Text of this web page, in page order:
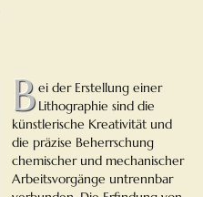
Bei der Erstellung einer
Lithographie sind die
künstlerische Kreativität und
die präzise Beherrschung
chemischer und mechanischer
Arbeitsvorgänge untrennbar